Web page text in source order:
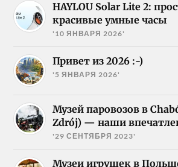
HAYLOU Solar Lite 2:
красивые умные часы
'10 ЯНВАРЯ 2026'
Привет из 2026 :-)
'5 ЯНВАРЯ 2026'
Музей паровозов в
Zdrój) — наши
'29 СЕНТЯБРЯ 2023'
Музеи игрушек в